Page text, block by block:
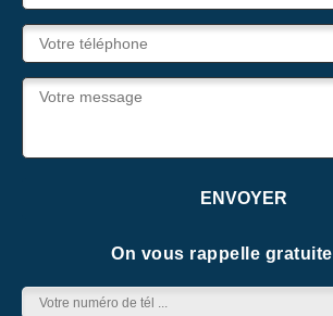
On vous rappelle